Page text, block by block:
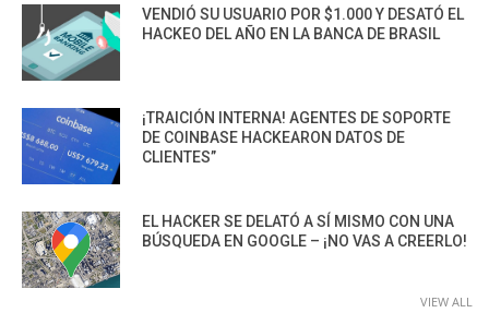
VENDIÓ SU USUARIO POR $1.000 Y DESATÓ EL
HACKEO DEL AÑO EN LA BANCA DE BRASIL
¡TRAICIÓN INTERNA! AGENTES DE SOPORTE
DE COINBASE HACKEARON DATOS DE
CLIENTES”
EL HACKER SE DELATÓ A SÍ MISMO CON UNA
BÚSQUEDA EN GOOGLE – ¡NO VAS A CREERLO!
VIEW ALL